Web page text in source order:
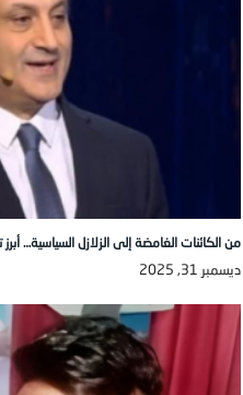
من الكائنات الغامضة إلى الزلازل السياسية… أبرز
ديسمبر 31, 2025